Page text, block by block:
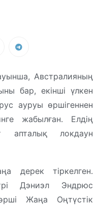
Австралияның
бар, екінші үлкен
ауруы өршігеннен
жабылған. Елдің
апталық локдаун
дерек тіркелген.
Дэниэл Эндрюс
Жаңа Оңтүстік